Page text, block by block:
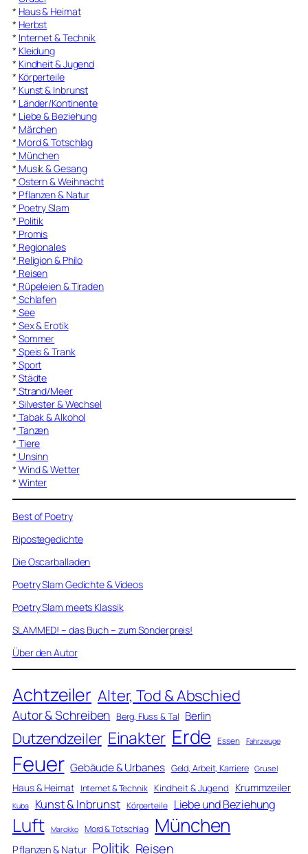
* Haus & Heimat
* Herbst
* Internet & Technik
* Kleidung
* Kindheit & Jugend
* Körperteile
* Kunst & Inbrunst
* Länder/Kontinente
* Liebe & Beziehung
* Märchen
* Mord & Totschlag
* München
* Musik & Gesang
* Ostern & Weihnacht
* Pflanzen & Natur
* Poetry Slam
* Politik
* Promis
* Regionales
* Religion & Philo
* Reisen
* Rüpeleien & Tiraden
* Schlafen
* See
* Sex & Erotik
* Sommer
* Speis & Trank
* Sport
* Städte
* Strand/Meer
* Silvester & Wechsel
* Tabak & Alkohol
* Tanzen
* Tiere
* Unsinn
* Wind & Wetter
* Winter
Best of Poetry
Ripostegedichte
Die Oscarballaden
Poetry Slam Gedichte & Videos
Poetry Slam meets Klassik
SLAMMED! – das Buch – zum Sonderpreis!
Über den Autor
Achtzeiler Alter, Tod & Abschied
Autor & Schreiben Berg, Fluss & Tal Berlin
Dutzendzeiler Einakter Erde Essen Fahrzeuge
Feuer Gebäude & Urbanes Geld, Arbeit, Karriere Grusel
Haus & Heimat Internet & Technik Kindheit & Jugend Krummzeiler
Kuba Kunst & Inbrunst Körperteile Liebe und Beziehung
Luft Marokko Mord & Totschlag München
Pflanzen & Natur Politik Reisen